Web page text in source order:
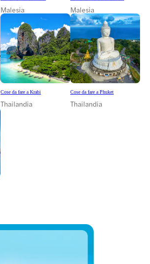
Malesia Malesia
Cose da fare a Krabi
Thailandia
Cose da fare a Phuket
Thailandia